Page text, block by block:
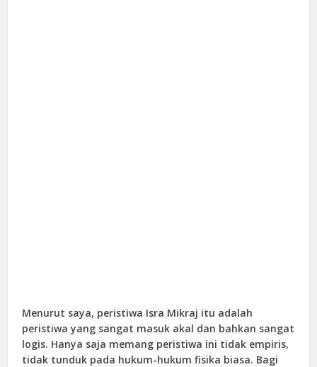
Menurut saya, peristiwa Isra Mikraj itu adalah
peristiwa yang sangat masuk akal dan bahkan sangat
logis. Hanya saja memang peristiwa ini tidak empiris,
tidak tunduk pada hukum-hukum fisika biasa. Bagi